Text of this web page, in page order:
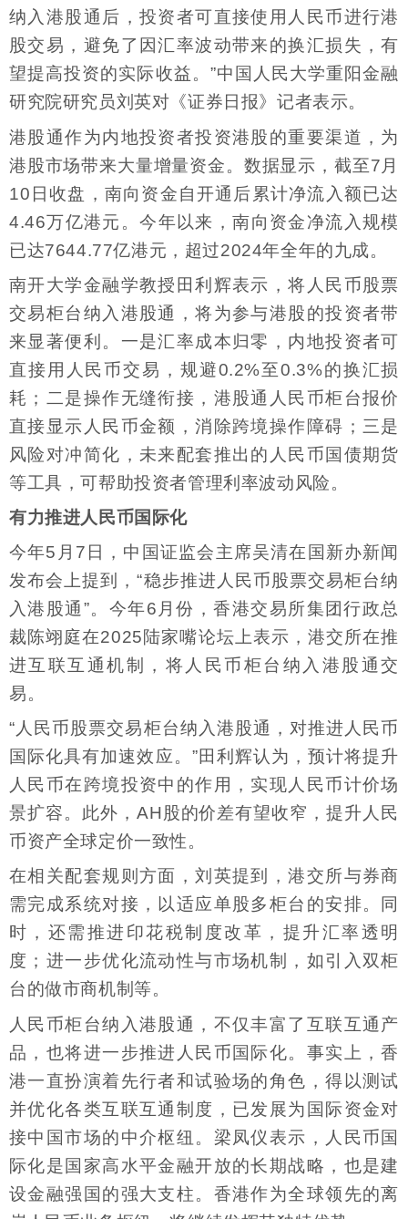
纳入港股通后，投资者可直接使用人民币进行港
股交易，避免了因汇率波动带来的换汇损失，有
望提高投资的实际收益。”中国人民大学重阳金融
研究院研究员刘英对《证券日报》记者表示。
港股通作为内地投资者投资港股的重要渠道，为
港股市场带来大量增量资金。数据显示，截至7月
10日收盘，南向资金自开通后累计净流入额已达
4.46万亿港元。今年以来，南向资金净流入规模
已达7644.77亿港元，超过2024年全年的九成。
南开大学金融学教授田利辉表示，将人民币股票
交易柜台纳入港股通，将为参与港股的投资者带
来显著便利。一是汇率成本归零，内地投资者可
直接用人民币交易，规避0.2%至0.3%的换汇损
耗；二是操作无缝衔接，港股通人民币柜台报价
直接显示人民币金额，消除跨境操作障碍；三是
风险对冲简化，未来配套推出的人民币国债期货
等工具，可帮助投资者管理利率波动风险。
有力推进人民币国际化
今年5月7日，中国证监会主席吴清在国新办新闻
发布会上提到，“稳步推进人民币股票交易柜台纳
入港股通”。今年6月份，香港交易所集团行政总
裁陈翊庭在2025陆家嘴论坛上表示，港交所在推
进互联互通机制，将人民币柜台纳入港股通交
易。
“人民币股票交易柜台纳入港股通，对推进人民币
国际化具有加速效应。”田利辉认为，预计将提升
人民币在跨境投资中的作用，实现人民币计价场
景扩容。此外，AH股的价差有望收窄，提升人民
币资产全球定价一致性。
在相关配套规则方面，刘英提到，港交所与券商
需完成系统对接，以适应单股多柜台的安排。同
时，还需推进印花税制度改革，提升汇率透明
度；进一步优化流动性与市场机制，如引入双柜
台的做市商机制等。
人民币柜台纳入港股通，不仅丰富了互联互通产
品，也将进一步推进人民币国际化。事实上，香
港一直扮演着先行者和试验场的角色，得以测试
并优化各类互联互通制度，已发展为国际资金对
接中国市场的中介枢纽。梁凤仪表示，人民币国
际化是国家高水平金融开放的长期战略，也是建
设金融强国的强大支柱。香港作为全球领先的离